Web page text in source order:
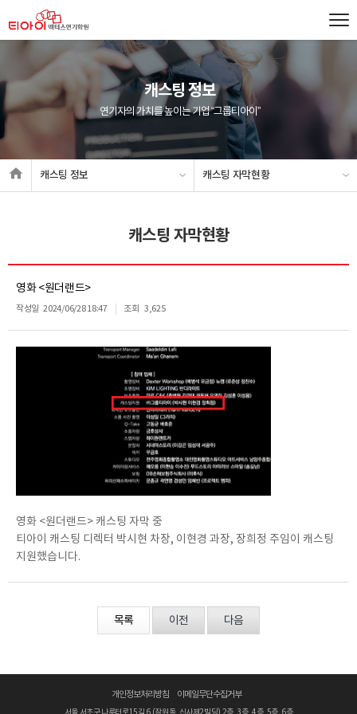
캐스팅 정보
연기자의 가치를 높이는 기업 “그룹티아이”
캐스팅 정보 캐스팅 자막현황
캐스팅 자막현황
영화 <원더랜드>
작성일 2024/06/28 18:47 조회 3,625
영화 <원더랜드> 캐스팅 자막 중
티아이 캐스팅 디렉터 박시현 차장, 이현경 과장, 장희정 주임이 캐스팅
지원했습니다.
목록 이전 다음
개인정보처리방침 이메일무단수집거부